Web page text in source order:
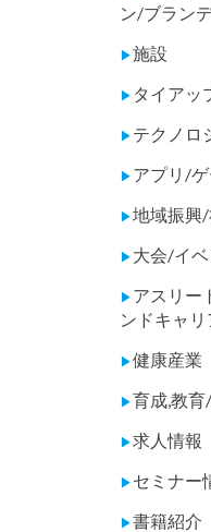
ン/ブラン
▶施設
▶ タイアッ
▶ テクノロ
▶ アプリ/
▶地域振興
▶ 大会/イ
▶ アスリー
ンドキャリ
▶健康産業
▶育成,教
▶求人情報
▶ セミナー
▶書籍紹介